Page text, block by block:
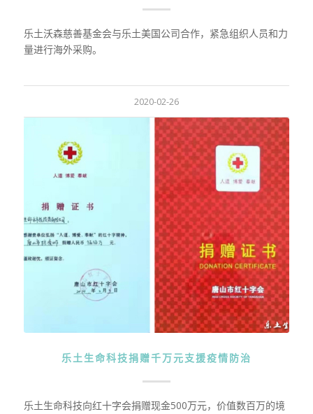
乐土沃森慈善基金会与乐土美国公司合作，紧急组织人员和力
量进行海外采购。
2020-02-26
乐土生命科技捐赠千万元支援疫情防治
乐土生命科技向红十字会捐赠现金500万元，价值数百万的境